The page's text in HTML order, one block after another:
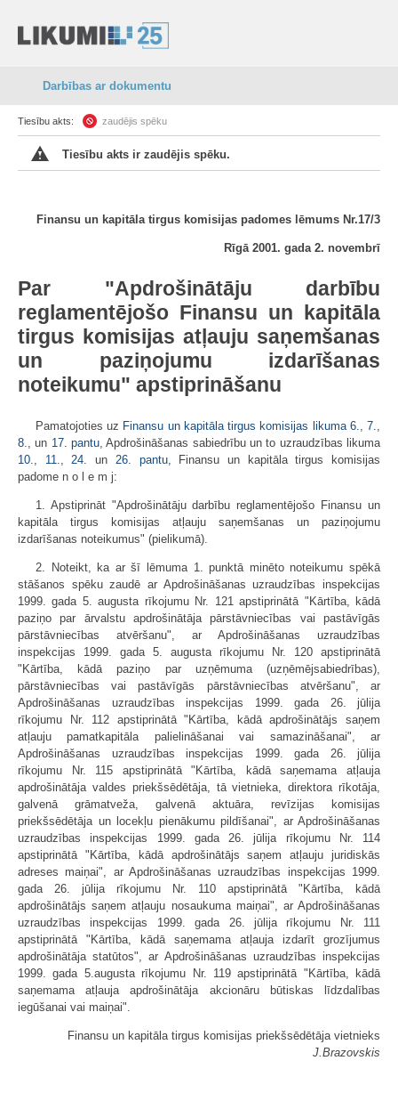
Darbības ar dokumentu
Tiesību akts: zaudējis spēku
Tiesību akts ir zaudējis spēku.
Finansu un kapitāla tirgus komisijas padomes lēmums Nr.17/3
Rīgā 2001. gada 2. novembrī
Par "Apdrošinātāju darbību
reglamentējošo Finansu un kapitāla
tirgus komisijas atļauju saņemšanas
un paziņojumu izdarīšanas
noteikumu" apstiprināšanu
Pamatojoties uz Finansu un kapitāla tirgus komisijas likuma 6.,7.,
8., un 17. pantu, Apdrošināšanas sabiedrību un to uzraudzības likuma
10., 11.,24.un 26. pantu, Finansu un kapitāla tirgus komisijas
padome n o l e m j:
1. Apstiprināt "Apdrošinātāju darbību reglamentējošo Finansu un
kapitāla tirgus komisijas atļauju saņemšanas un paziņojumu
izdarīšanas noteikumus" (pielikumā).
2. Noteikt, ka ar šī lēmuma 1. punktā minēto noteikumu spēkā
stāšanos spēku zaudē ar Apdrošināšanas uzraudzības inspekcijas
1999. gada 5. augusta rīkojumu Nr. 121 apstiprinātā "Kārtība, kādā
paziņo par ārvalstu apdrošinātāja pārstāvniecības vai pastāvīgās
pārstāvniecības atvēršanu", ar Apdrošināšanas uzraudzības
inspekcijas 1999. gada 5. augusta rīkojumu Nr. 120 apstiprinātā
"Kārtība, kādā paziņo par uzņēmuma (uzņēmējsabiedrības),
pārstāvniecības vai pastāvīgās pārstāvniecības atvēršanu", ar
Apdrošināšanas uzraudzības inspekcijas 1999. gada 26. jūlija
rīkojumu Nr. 112 apstiprinātā "Kārtība, kādā apdrošinātājs saņem
atļauju pamatkapitāla palielināšanai vai samazināšanai", ar
Apdrošināšanas uzraudzības inspekcijas 1999. gada 26. jūlija
rīkojumu Nr. 115 apstiprinātā "Kārtība, kādā saņemama atļauja
apdrošinātāja valdes priekšsēdētāja, tā vietnieka, direktora rīkotāja,
galvenā grāmatveža, galvenā aktuāra, revīzijas komisijas
priekšsēdētāja un locekļu pienākumu pildīšanai", ar Apdrošināšanas
uzraudzības inspekcijas 1999. gada 26. jūlija rīkojumu Nr. 114
apstiprinātā "Kārtība, kādā apdrošinātājs saņem atļauju juridiskās
adreses maiņai", ar Apdrošināšanas uzraudzības inspekcijas 1999.
gada 26. jūlija rīkojumu Nr. 110 apstiprinātā "Kārtība, kādā
apdrošinātājs saņem atļauju nosaukuma maiņai", ar Apdrošināšanas
uzraudzības inspekcijas 1999. gada 26. jūlija rīkojumu Nr. 111
apstiprinātā "Kārtība, kādā saņemama atļauja izdarīt grozījumus
apdrošinātāja statūtos", ar Apdrošināšanas uzraudzības inspekcijas
1999. gada 5.augusta rīkojumu Nr. 119 apstiprinātā "Kārtība, kādā
saņemama atļauja apdrošinātāja akcionāru būtiskas līdzdalības
iegūšanai vai maiņai".
Finansu un kapitāla tirgus komisijas priekšsēdētāja vietnieks
J.Brazovskis